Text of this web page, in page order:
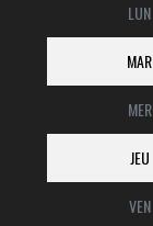
LUN
MAR
MER
JEU
VEN